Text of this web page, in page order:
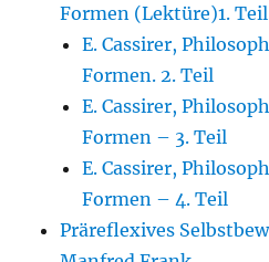
Formen (Lektüre)1.
E. Cassirer,
Formen. 2. Teil
E. Cassirer,
Formen – 3. Teil
E. Cassirer,
Formen – 4. Teil
Präreflexives